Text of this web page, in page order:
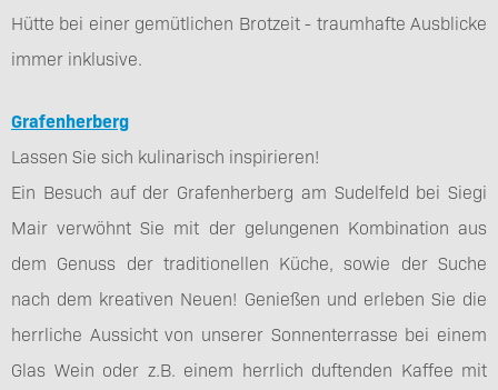
Hütte bei einer gemütlichen Brotzeit - traumhafte Ausblicke
immer inklusive.
Grafenherberg
Lassen Sie sich kulinarisch inspirieren!
Ein Besuch auf der Grafenherberg am Sudelfeld bei Siegi
Mair verwöhnt Sie mit der gelungenen Kombination aus
dem Genuss der traditionellen Küche, sowie der Suche
nach dem kreativen Neuen! Genießen und erleben Sie die
herrliche Aussicht von unserer Sonnenterrasse bei einem
Glas Wein oder z.B. einem herrlich duftenden Kaffee mit